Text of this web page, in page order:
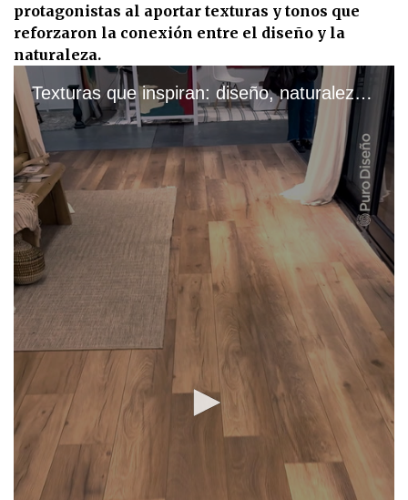
protagonistas al aportar texturas y tonos que
reforzaron la conexión entre el diseño y la
naturaleza.
Texturas que inspiran: diseño, naturaleza y confort en la Casa Para Ti Deco